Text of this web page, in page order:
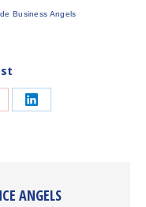
Business Angels
Share
ANGELS